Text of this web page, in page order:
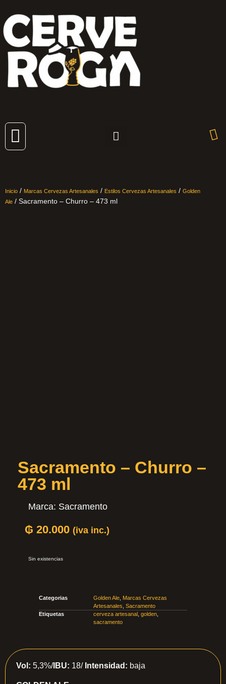
Inicio / Marcas Cervezas Artesanales / Estilos Cervezas Artesanales / Golden
Ale / Sacramento – Churro – 473 ml
Sacramento – Churro –
473 ml
Marca: Sacramento
₲ 20.000 (iva inc.)
Sin existencias
Categorias Golden Ale Marcas Cervezas
Artesanales Sacramento
Etiquetas
cerveza artesanal golden
sacramento
Vol: 5,3%/IBU: 18/ Intensidad: baja